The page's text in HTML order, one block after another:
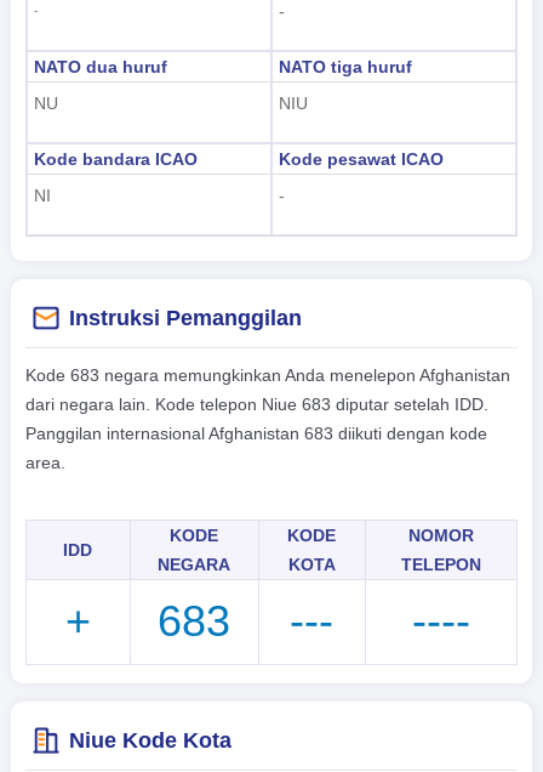
-
-
NATO dua huruf
NU
NATO tiga huruf
NIU
Kode bandara ICAO
NI
Kode pesawat ICAO
-
Instruksi Pemanggilan
Kode 683 negara memungkinkan Anda menelepon Afghanistan
dari negara lain. Kode telepon Niue 683 diputar setelah IDD.
Panggilan internasional Afghanistan 683 diikuti dengan kode
area.
IDD
KODE
NEGARA
KODE
KOTA
NOMOR
TELEPON
+ 683 --- ----
Niue Kode Kota